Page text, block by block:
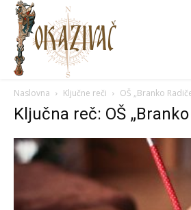
Naslovna Ključne reči OŠ „Branko
Ključna reč: OŠ